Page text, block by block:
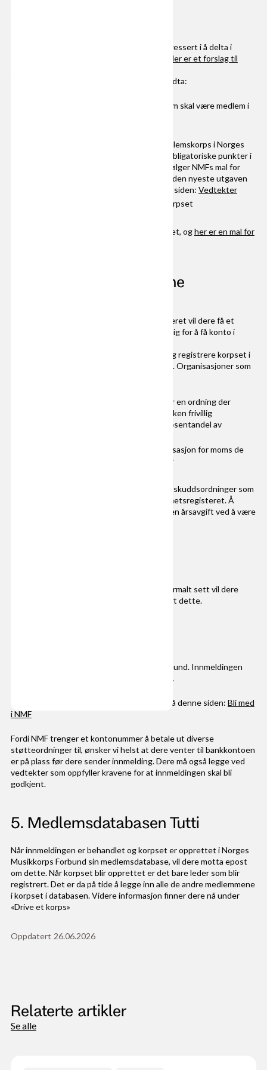
Finn et godt navn, og kall inn de som er interessert i å delta i
Her er et forslag til
På stiftelsesmøtet skal dere blant annet vedta:
At dere ønsker å stifte et nytt korps som skal være medlem i
Vedtekter for det nye korpset. Alle medlemskorps i Norges
Musikkorps Forbund må ha med en del obligatoriske punkter i
sine vedtekter, og vi anbefaler at dere følger NMFs mal for
vedtekter nøye. Pass på at dere bruker den nyeste utgaven
av malen, som dere laster ned fra denne siden: Vedtekter
Hvem som skal ha styreverv i det nye korpset
Dere må føre en protokoll fra stiftelsesmøtet, ogher er en mal for
2. Brønnøysundregistrene
Når dere registrerer korpset i Enhetsregisteret vil dere få et
organisasjonsnummer, som ofte er nødvendig for å få konto i
Ved å bruke skjemaet over kan dere samtidig registrere korpset i
Enhetsregisteret og i Frivillighetsregisteret. Organisasjoner som
søke om å delta i grasrotandelen, som er en ordning der
spillere hos Norsk Tipping kan velge hvilken frivillig
organisasjon som skal få en bestemt prosentandel av
søke om momskompensasjon – kompensasjon for moms de
har betalt ved kjøp av varer og tjenester
Det kan også være offentlige eller private tilskuddsordninger som
stiller som krav at man er registrerti Frivillighetsregisteret. Å
registrere seg er gratis, og det er heller ingen årsavgift ved å være
Dere må åpne en bankkonto for korpset. Normalt sett vil dere
trenge et organisasjonsnummer for å få gjort dette.
Send innmelding til Norges Musikkorps Forbund. Innmeldingen
gjøres elektronisk, og signeres med BankID.
Innmeldingsskjemaet finner dere nederst på denne siden: Bli med
i NMF
Fordi NMF trenger et kontonummer å betale ut diverse
støtteordninger til, ønsker vi helst at dere venter til bankkontoen
er på plass før dere sender innmelding. Dere må også legge ved
vedtekter som oppfyller kravene for at innmeldingen skal bli
godkjent.
5. Medlemsdatabasen Tutti
Når innmeldingen er behandlet og korpset er opprettet i Norges
Musikkorps Forbund sin medlemsdatabase, vil dere motta epost
om dette. Når korpset blir opprettet er det bare leder som blir
registrert. Det er da på tide å legge inn alle de andre medlemmene
i korpset i databasen. Videre informasjon finner dere nå under
«Drive et korps»
Oppdatert 26.06.2026
Relaterte artikler
Se alle